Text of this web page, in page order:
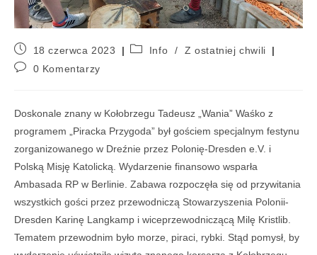
18 czerwca 2023 Info /
Z ostatniej chwili
0 Komentarzy
Doskonale znany w Kołobrzegu Tadeusz „Wania” Waśko z
programem „Piracka Przygoda” był gościem specjalnym festynu
zorganizowanego w Dreźnie przez Polonię-Dresden e.V. i
Polską Misję Katolicką. Wydarzenie finansowo wsparła
Ambasada RP w Berlinie. Zabawa rozpoczęła się od przywitania
wszystkich gości przez przewodniczą Stowarzyszenia Polonii-
Dresden Karinę Langkamp i wiceprzewodniczącą Milę Kristlib.
Tematem przewodnim było morze, piraci, rybki. Stąd pomysł, by